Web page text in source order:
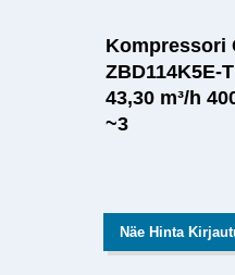
Kompressori
ZBD114K5E-
43,30 m³/h
~3
Näe Hinta